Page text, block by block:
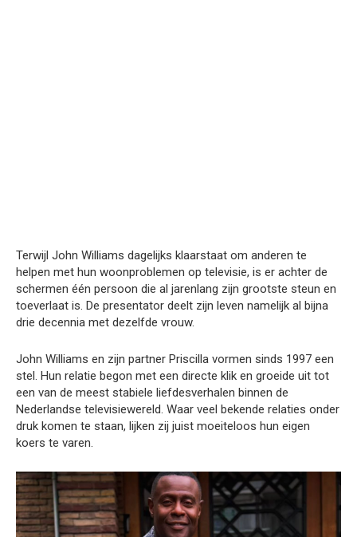
Terwijl John Williams dagelijks klaarstaat om anderen te
helpen met hun woonproblemen op televisie, is er achter de
schermen één persoon die al jarenlang zijn grootste steun en
toeverlaat is. De presentator deelt zijn leven namelijk al bijna
drie decennia met dezelfde vrouw.
John Williams en zijn partner Priscilla vormen sinds 1997 een
stel. Hun relatie begon met een directe klik en groeide uit tot
een van de meest stabiele liefdesverhalen binnen de
Nederlandse televisiewereld. Waar veel bekende relaties onder
druk komen te staan, lijken zij juist moeiteloos hun eigen
koers te varen.